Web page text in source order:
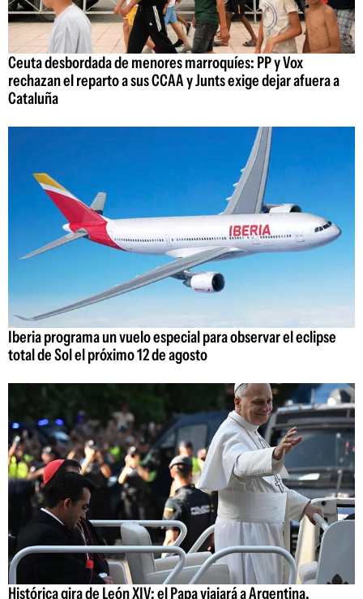
Ceuta desbordada de menores marroquíes: PP y Vox
rechazan el reparto a sus CCAA y Junts exige dejar afuera a
Cataluña
Iberia programa un vuelo especial para observar el eclipse
total de Sol el próximo 12 de agosto
Histórica gira de León XIV: el Papa viajará a Argentina,